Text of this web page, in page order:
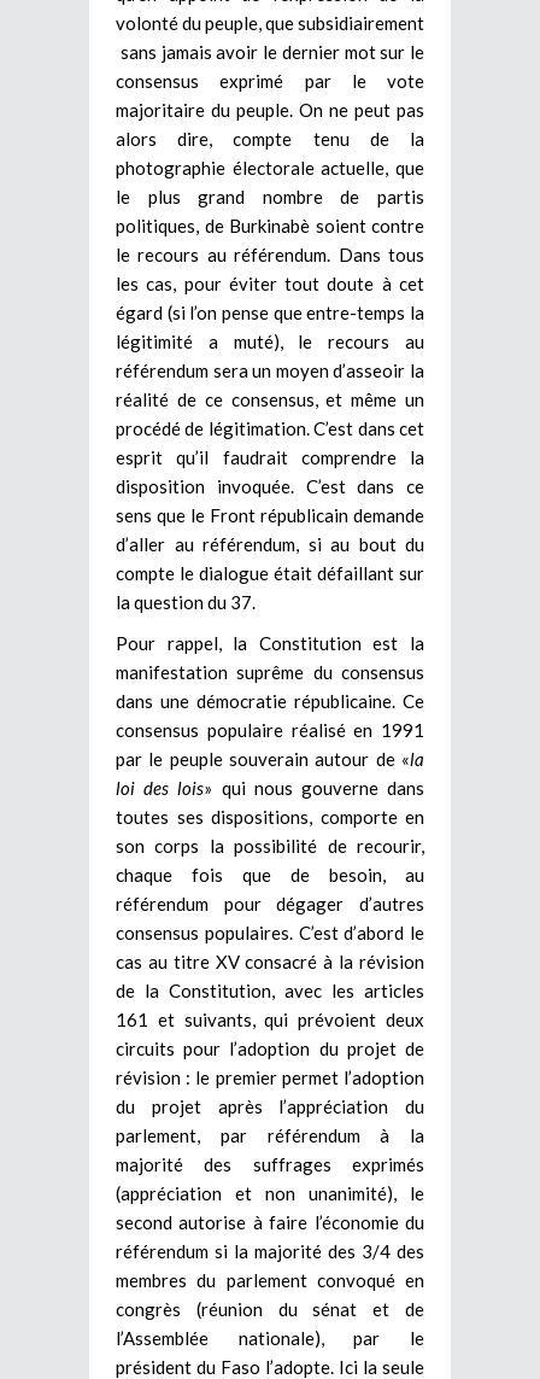
volonté du peuple, que subsidiairement
sans jamais avoir le dernier mot sur le
consensus exprimé par le vote
majoritaire du peuple. On ne peut pas
alors dire, compte tenu de la
photographie électorale actuelle, que
le plus grand nombre de partis
politiques, de Burkinabè soient contre
le recours au référendum. Dans tous
les cas, pour éviter tout doute à cet
égard (si l’on pense que entre-temps la
légitimité a muté), le recours au
référendum sera un moyen d’asseoir la
réalité de ce consensus, et même un
procédé de légitimation. C’est dans cet
esprit qu’il faudrait comprendre la
disposition invoquée. C’est dans ce
sens que le Front républicain demande
d’aller au référendum, si au bout du
compte le dialogue était défaillant sur
la question du 37.
Pour rappel, la Constitution est la
manifestation suprême du consensus
dans une démocratie républicaine. Ce
consensus populaire réalisé en 1991
par le peuple souverain autour de «la
loi des lois» qui nous gouverne dans
toutes ses dispositions, comporte en
son corps la possibilité de recourir,
chaque fois que de besoin, au
référendum pour dégager d’autres
consensus populaires. C’est d’abord le
cas au titre XV consacré à la révision
de la Constitution, avec les articles
161 et suivants, qui prévoient deux
circuits pour l’adoption du projet de
révision : le premier permet l’adoption
du projet après l’appréciation du
parlement, par référendum à la
majorité des suffrages exprimés
(appréciation et non unanimité), le
second autorise à faire l’économie du
référendum si la majorité des 3/4 des
membres du parlement convoqué en
congrès (réunion du sénat et de
l’Assemblée nationale), par le
président du Faso l’adopte. Ici la seule